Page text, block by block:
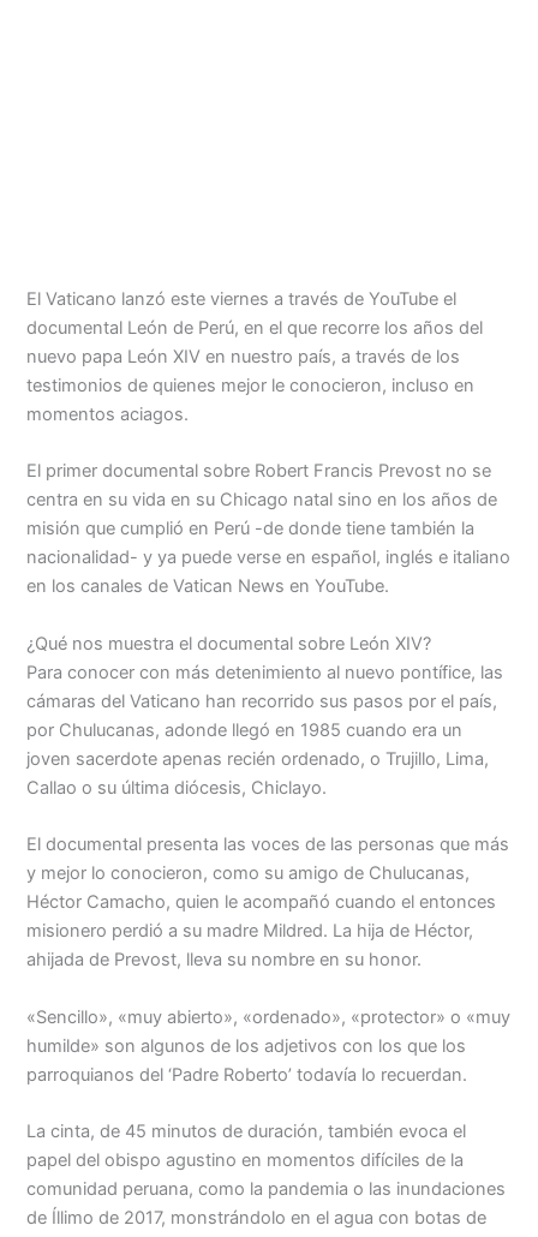
El Vaticano lanzó este viernes a través de YouTube el
documental León de Perú, en el que recorre los años del
nuevo papa León XIV en nuestro país, a través de los
testimonios de quienes mejor le conocieron, incluso en
momentos aciagos.
El primer documental sobre Robert Francis Prevost no se
centra en su vida en su Chicago natal sino en los años de
misión que cumplió en Perú -de donde tiene también la
nacionalidad- y ya puede verse en español, inglés e italiano
en los canales de Vatican News en YouTube.
¿Qué nos muestra el documental sobre León XIV?
Para conocer con más detenimiento al nuevo pontífice, las
cámaras del Vaticano han recorrido sus pasos por el país,
por Chulucanas, adonde llegó en 1985 cuando era un
joven sacerdote apenas recién ordenado, o Trujillo, Lima,
Callao o su última diócesis, Chiclayo.
El documental presenta las voces de las personas que más
y mejor lo conocieron, como su amigo de Chulucanas,
Héctor Camacho, quien le acompañó cuando el entonces
misionero perdió a su madre Mildred. La hija de Héctor,
ahijada de Prevost, lleva su nombre en su honor.
«Sencillo», «muy abierto», «ordenado», «protector» o «muy
humilde» son algunos de los adjetivos con los que los
parroquianos del ‘Padre Roberto’ todavía lo recuerdan.
La cinta, de 45 minutos de duración, también evoca el
papel del obispo agustino en momentos difíciles de la
comunidad peruana, como la pandemia o las inundaciones
de Íllimo de 2017, monstrándolo en el agua con botas de